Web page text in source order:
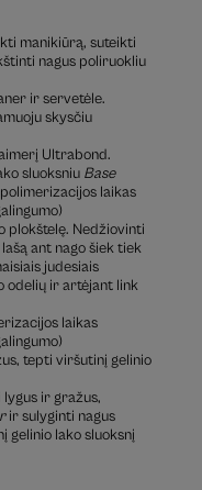
manikiūrą, suteikti
nagus poliruokliu
ir servetėle.
skysčiu
Ultrabond.
sluoksniu Base
laikas
plokštelę. Nedžiovinti
ant nago šiek tiek
judesiais
odelių ir artėjant link
laikas
tepti viršutinį gelinio
ir gražus,
ir sulyginti nagus
gelinio lako sluoksnį